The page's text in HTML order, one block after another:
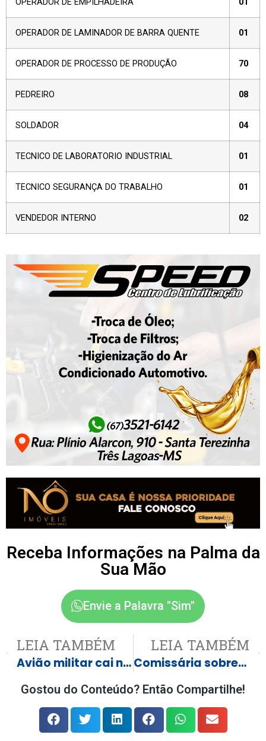
OPERADOR DE LAMINADOR DE BARRA QUENTE 01
OPERADOR DE PROCESSO DE PRODUÇÃO 70
PEDREIRO 08
SOLDADOR 04
TECNICO DE LABORATORIO INDUSTRIAL 01
TECNICO SEGURANÇA DO TRABALHO 01
VENDEDOR INTERNO 02
Receba Informações na Palma da
Sua Mão
Envie a Palavra "Sim"
LEIA TAMBÉM
Avião militar cai na Colômbia com mais de 120 soldados a bordo
LEIA TAMBÉM
Comissária sobrevive após ser arremessada com assento em acidente aéreo em Nova York
Gostou do Conteúdo? Então Compartilhe!